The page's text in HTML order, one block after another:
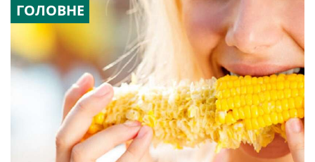
ГОЛОВНЕ